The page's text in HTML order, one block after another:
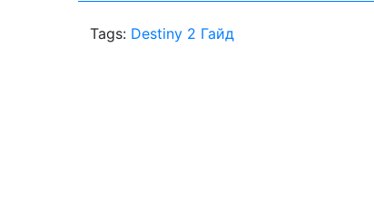
Tags: Destiny 2 Гайд